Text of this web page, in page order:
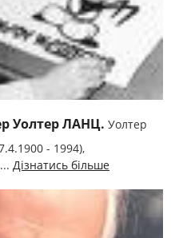
Уолтер ЛАНЦ. Уолтер
- 1994),
Дізнатись більше